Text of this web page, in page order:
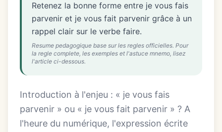
Retenez la bonne forme entre je vous fais
parvenir et je vous fait parvenir grâce à un
rappel clair sur le verbe faire.
Resume pedagogique base sur les regles officielles. Pour
la regle complete, les exemples et l'astuce mnemo, lisez
l'article ci-dessous.
Introduction à l'enjeu : « je vous fais
parvenir » ou « je vous fait parvenir » ? A
l'heure du numérique, l'expression écrite